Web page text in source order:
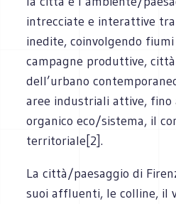
intrecciate e interattive
inedite, coinvolgendo
campagne produttive,
dell’urbano
aree industriali attive, fino
organico eco/sistema, il
territoriale[2].
La città/paesaggio di
suoi affluenti, le colline, il